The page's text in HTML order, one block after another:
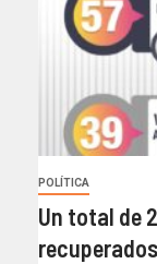
POLÍTICA
Un total de